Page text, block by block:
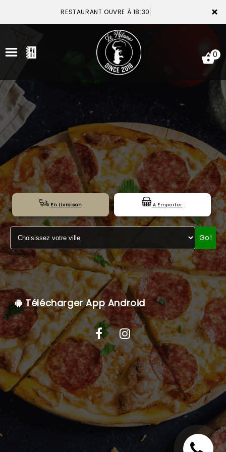
×
RESTAURANT OUVRE À 18:30
ACCUEIL
LA CARTE
VOTRE COMPTE
NOTRE RESTAURANT
VOS AVIS
MENTIONS LÉGALES
C.G.V
0
En Livraison A Emporter
Go!
Télécharger App Android